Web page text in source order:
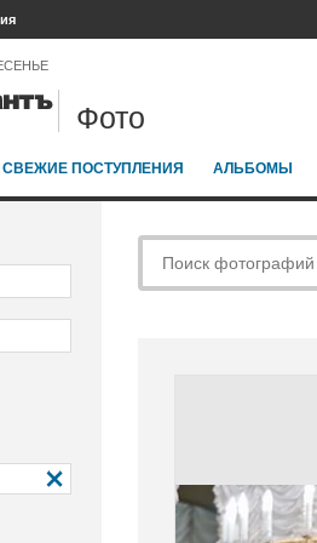
Фото
СВЕЖИЕ ПОСТУПЛЕНИЯ АЛЬБОМЫ